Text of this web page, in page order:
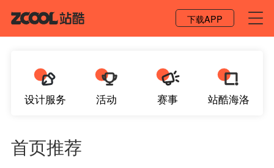
下载APP
设计服务 活动 赛事 站酷海洛
首页推荐